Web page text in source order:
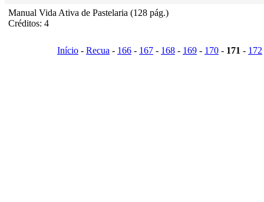
Manual Vida Ativa de Pastelaria (128 pág.)
Créditos: 4
Início - Recua - 166 - 167 - 168 - 169 - 170 - 171 - 172